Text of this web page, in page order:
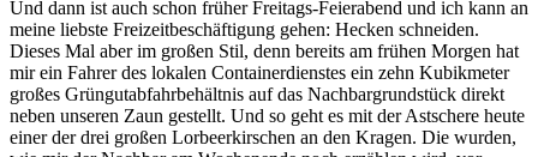
Und dann ist auch schon früher Freitags-Feierabend und ich kann an
meine liebste Freizeitbeschäftigung gehen: Hecken schneiden.
Dieses Mal aber im großen Stil, denn bereits am frühen Morgen hat
mir ein Fahrer des lokalen Containerdienstes ein zehn Kubikmeter
großes Grüngutabfahrbehältnis auf das Nachbargrundstück direkt
neben unseren Zaun gestellt. Und so geht es mit der Astschere heute
einer der drei großen Lorbeerkirschen an den Kragen. Die wurden,